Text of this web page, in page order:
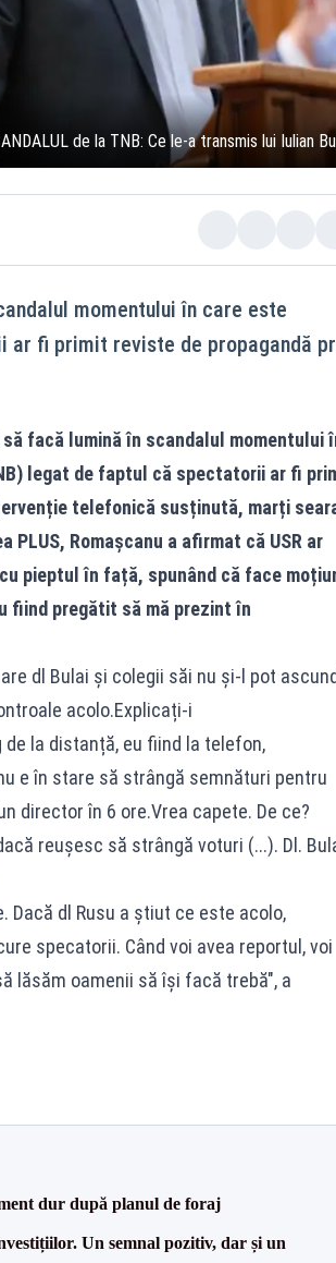
de la TNB: Ce le-a transmis lui Iulian
momentului în care este
fi primit reviste de propagandă
facă lumină în scandalul momentului
legat de faptul că spectatorii ar fi
telefonică susținută, marți
PLUS, Romașcanu a afirmat că USR ar
pieptul în față, spunând că face
fiind pregătit să mă prezint în
dl Bulai și colegii săi nu și-l pot
acolo.Explicați-i
la distanță, eu fiind la telefon,
e în stare să strângă semnături pentru
director în 6 ore.Vrea capete. De ce?
reușesc să strângă voturi (...). Dl.
dl Rusu a știut ce este acolo,
specatorii. Când voi avea reportul, voi
lăsăm oamenii să își facă trebă", a
dur după planul de foraj
Un semnal pozitiv, dar și un